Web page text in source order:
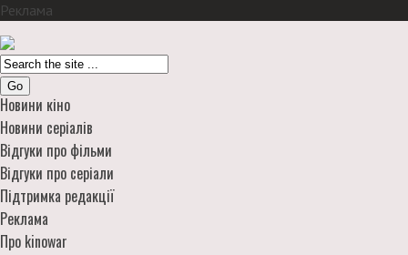
Реклама
Go
Новини кіно
Новини серіалів
Відгуки про фільми
Відгуки про серіали
Підтримка редакції
Реклама
Про kinowar